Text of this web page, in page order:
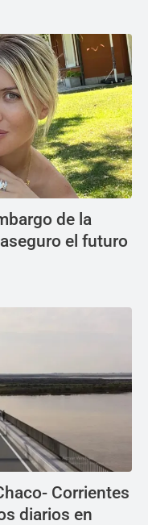
de la
el futuro
Corrientes
diarios en